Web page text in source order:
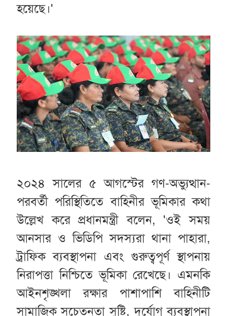
হয়েছে।'
২০২৪ সালের ৫ আগস্টের গণ-অভ্যুত্থান-
পরবর্তী পরিস্থিতিতে বাহিনীর ভূমিকার কথা
উল্লেখ করে প্রধানমন্ত্রী বলেন, 'ওই সময়
আনসার ও ভিডিপি সদস্যরা থানা পাহারা,
ট্রাফিক ব্যবস্থাপনা এবং গুরুত্বপূর্ণ স্থাপনায়
নিরাপত্তা নিশ্চিতে ভূমিকা রেখেছে। এমনকি
আইনশৃঙ্খলা রক্ষার পাশাপাশি বাহিনীটি
সামাজিক সচেতনতা সৃষ্টি, দুর্যোগ ব্যবস্থাপনা